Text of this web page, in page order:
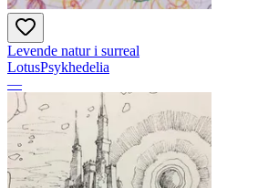
Levende natur i surreal
LotusPsykhedelia
—